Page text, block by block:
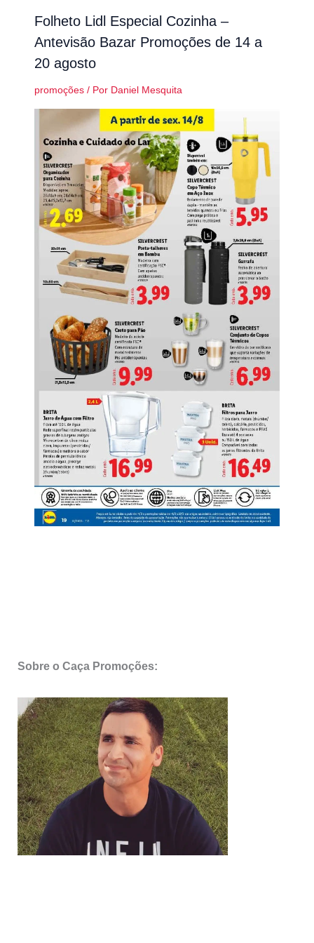
Folheto Lidl Especial Cozinha –
Antevisão Bazar Promoções de 14 a
20 agosto
promoções/ Por Daniel Mesquita
Sobre o Caça Promoções: